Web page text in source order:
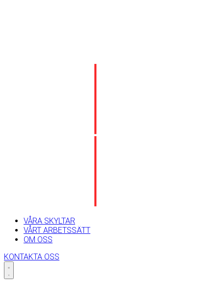
VÅRA SKYLTAR
VÅRT ARBETSSÄTT
OM OSS
KONTAKTA OSS